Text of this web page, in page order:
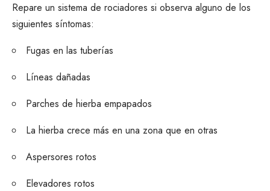
Repare un sistema de rociadores si observa alguno de los
siguientes síntomas:
Fugas en las tuberías
Líneas dañadas
Parches de hierba empapados
La hierba crece más en una zona que en otras
Aspersores rotos
Elevadores rotos